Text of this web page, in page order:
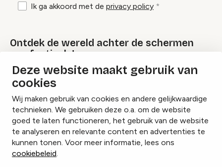
Deze website maakt gebruik van
cookies
Wij maken gebruik van cookies en andere gelijkwaardige
technieken. We gebruiken deze o.a. om de website
goed te laten functioneren, het gebruik van de website
te analyseren en relevante content en advertenties te
kunnen tonen. Voor meer informatie, lees ons
cookiebeleid.
Ik ga akkoord met de privacy policy
Ontdek de wereld achter de schermen
van festivals!
Lees onze Festival Specials
InstagramFacebookLinkedIn